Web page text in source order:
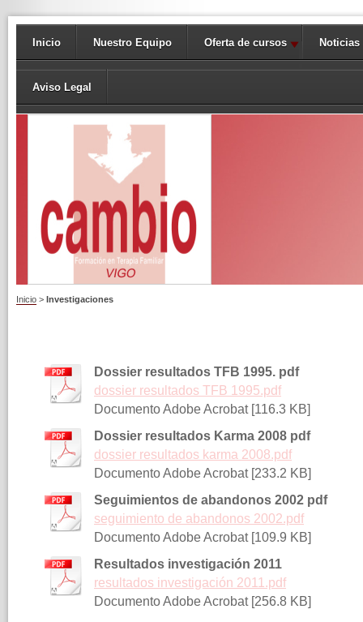
Inicio Nuestro Equipo Oferta de cursos Noticias
Aviso Legal
Inicio > Investigaciones
Dossier resultados TFB 1995. pdf
dossier resultados TFB 1995.pdf
Documento Adobe Acrobat [116.3 KB]
Dossier resultados Karma 2008 pdf
dossier resultados karma 2008.pdf
Documento Adobe Acrobat [233.2 KB]
Seguimientos de abandonos 2002 pdf
seguimiento de abandonos 2002.pdf
Documento Adobe Acrobat [109.9 KB]
Resultados investigación 2011
resultados investigación 2011.pdf
Documento Adobe Acrobat [256.8 KB]